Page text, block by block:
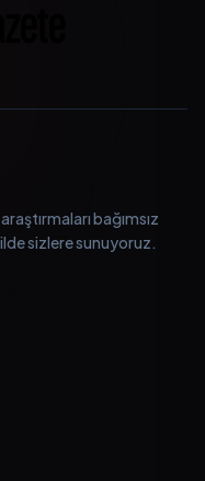
bağımsız
sizlere sunuyoruz.